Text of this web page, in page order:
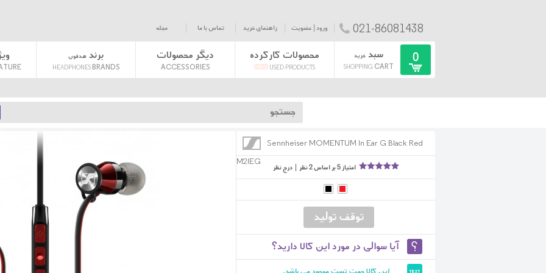
021-86081438 ورود | عضویت راهنمای خرید تماس با ما مجله
برند هدفون
HEADPHONES BRANDS
دیگر محصولات
ACCESSORIES
محصولات کارکرده
USED PRODUCTS
سبد خرید
SHOPPING CART
0
G Black Red M2IEG›
Sennheiser MOMENTUM In Ear G Black Red
M2IEG
امتیاز5بر اساس2نظر |درج نظر
آیا سوالی در مورد این کالا دارید؟